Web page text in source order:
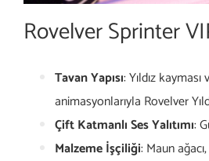
Rovelver Sprinter
Tavan Yapısı: Yıldız kayması
animasyonlarıyla Rovelver
Çift Katmanlı Ses Yalıtımı:
Malzeme İşçiliği: Maun